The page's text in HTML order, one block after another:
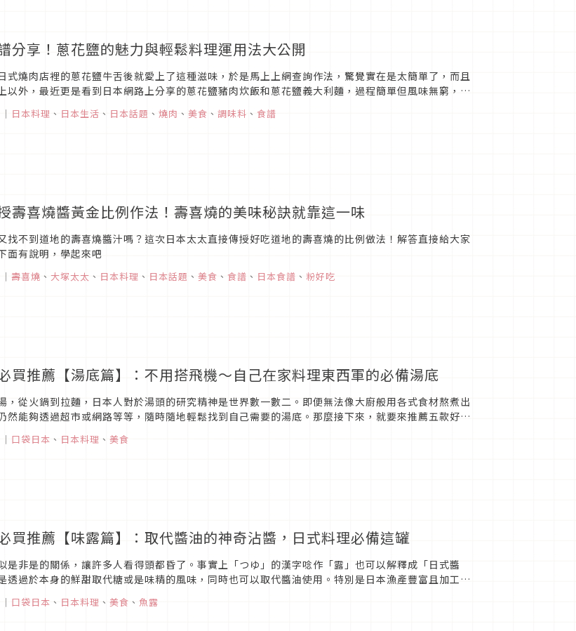
分享！蔥花鹽的魅力與輕鬆料理運用法大公開
式燒肉店裡的蔥花鹽牛舌後就愛上了這種滋味，於是馬上上網查詢作法，驚覺實在是太簡單了，而且
以外，最近更是看到日本網路上分享的蔥花鹽豬肉炊飯和蔥花鹽義大利麵，過程簡單但風味無窮，通
｜ 日本料理 、 日本生活 、 日本話題 、 燒肉 、 美食 、 調味料 、 食譜
壽喜燒醬黃金比例作法！壽喜燒的美味秘訣就靠這一味
找不到道地的壽喜燒醬汁嗎？這次日本太太直接傳授好吃道地的壽喜燒的比例做法！解答直接給大家
面有說明，學起來吧
｜ 壽喜燒 、 大塚太太 、 日本料理 、 日本話題 、 美食 、 食譜 、 日本食譜 、 粉好吃
買推薦【湯底篇】：不用搭飛機～自己在家料理東西軍的必備湯底
，從火鍋到拉麵，日本人對於湯頭的研究精神是世界數一數二。即便無法像大廚般用各式食材熬煮出
然能夠透過超市或網路等等，隨時隨地輕鬆找到自己需要的湯底。那麼接下來，就要來推薦五款好用
｜ 口袋日本 、 日本料理 、 美食
買推薦【味露篇】：取代醬油的神奇沾醬，日式料理必備這罐
是非是的關係，讓許多人看得頭都昏了。事實上「つゆ」的漢字唸作「露」也可以解釋成「日式醬
透過於本身的鮮甜取代糖或是味精的風味，同時也可以取代醬油使用。特別是日本漁產豐富且加工技
｜ 口袋日本 、 日本料理 、 美食 、 魚露